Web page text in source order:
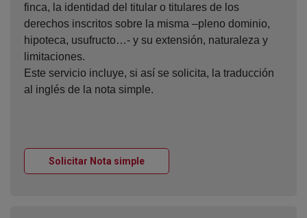
finca, la identidad del titular o titulares de los
derechos inscritos sobre la misma –pleno dominio,
hipoteca, usufructo…- y su extensión, naturaleza y
limitaciones.
Este servicio incluye, si así se solicita, la traducción
al inglés de la nota simple.
Solicitar Nota simpleVentana nueva